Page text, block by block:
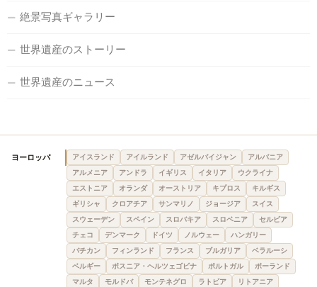
絶景写真ギャラリー
世界遺産のストーリー
世界遺産のニュース
ヨーロッパ アイスランド アイルランド アゼルバイジャン
アルバニア
アルメニア
アンドラ イギリス イタリア
ウクライナ
エストニア
オランダ オーストリア キプロス
キルギス
ギリシャ
クロアチア サンマリノ ジョージア
スイス
スウェーデン
スペイン スロバキア スロベニア
セルビア
チェコ
デンマーク ドイツ ノルウェー
ハンガリー
バチカン
フィンランド フランス ブルガリア
ベラルーシ
ベルギー
ボスニア・ヘルツェゴビナ ポルトガル
ポーランド
マルタ
モルドバ モンテネグロ ラトビア
リトアニア